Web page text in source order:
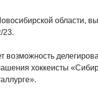
области,
23.
возможность
хоккеисты